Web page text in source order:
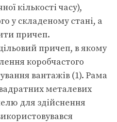
кількості часу),
у складеному стані, а
причеп.
причеп, в якому
коробчастого
вантажів (1). Рама
металевих
для здійснення